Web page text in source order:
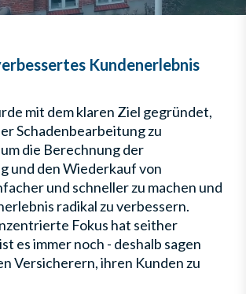
Kundenerlebnis
mit dem klaren Ziel gegründet,
Schadenbearbeitung zu
die Berechnung der
und den Wiederkauf von
und schneller zu machen und
radikal zu verbessern.
Fokus hat seither
es immer noch - deshalb sagen
Versicherern, ihren Kunden zu